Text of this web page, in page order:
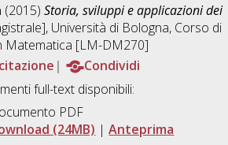
(2015) Storia, sviluppi e applicazioni dei
Università di Bologna, Corso di
Matematica [LM-DM270]
Condividi
full-text disponibili:
PDF
(24MB) |Anteprima